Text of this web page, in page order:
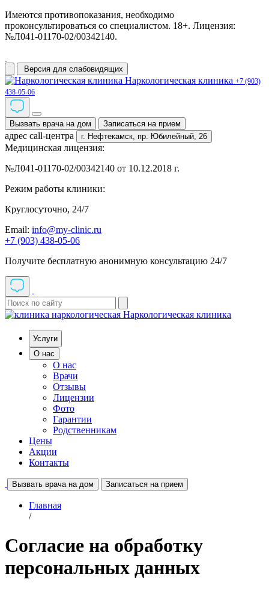
Имеются противопоказания, необходимо
проконсультироваться со специалистом. 18+. Лицензия:
№Л041-01170-02/00342140.
Версия для слабовидящих
Наркологическая клиника +7 (903)
438-05-06
Вызвать врача на дом Записаться на прием
адрес call-центра г. Нефтекамск, пр. Юбилейный, 26
Медицинская лицензия:
№Л041-01170-02/00342140 от 10.12.2018 г.
Режим работы клиники:
Круглосуточно, 24/7
Email: info@my-clinic.ru
+7 (903) 438-05-06
Получите бесплатную анонимную консультацию 24/7
Наркологическая клиника
Услуги
О нас
О нас
Врачи
Отзывы
Лицензии
Фото
Гарантии
Родственникам
Цены
Акции
Контакты
Вызвать врача на дом Записаться на прием
Главная
/
Согласие на обработку
персональных данных